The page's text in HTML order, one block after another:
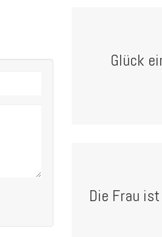
Glück
Die Frau